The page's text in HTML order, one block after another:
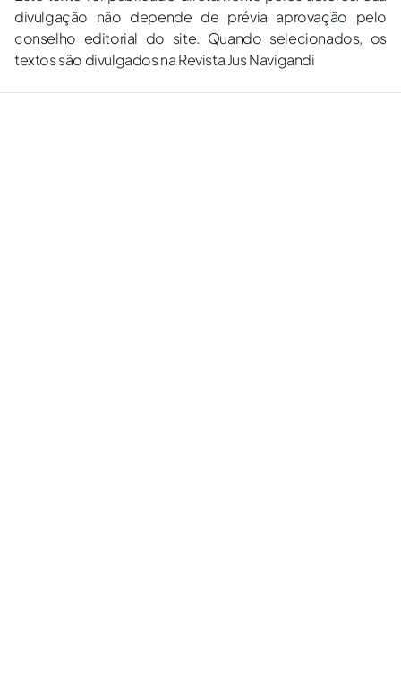
divulgação não depende de prévia aprovação pelo
conselho editorial do site. Quando selecionados, os
textos são divulgados na Revista Jus Navigandi